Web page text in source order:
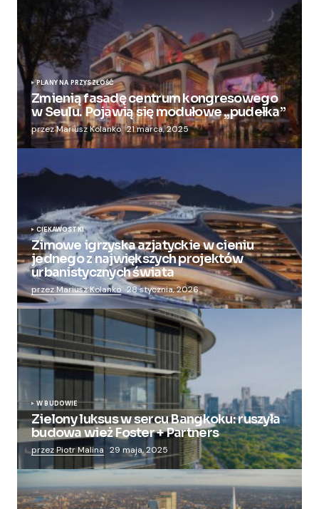
PLANY NA PRZYSZŁOŚĆ
Zmienią fasadę centrum kongresowego
w Seulu. Pojawią się modułowe „pudełka”
przez Mariusz Kolanko 21 marca, 2025
CIEKAWOSTKI
Zimowe igrzyska azjatyckie w cieniu
jednego z największych projektów
urbanistycznych świata
przez Mariusz Kolanko 28 stycznia, 2026
W BUDOWIE
Zielony luksus w sercu Bangkoku: ruszyła
budowa wież Foster + Partners
przez Piotr Malina 29 maja, 2025